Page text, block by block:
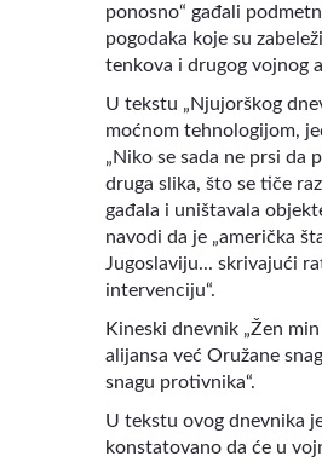
ponosno“ gađali
pogodaka koje su
tenkova i drugog vojnog
U tekstu „Njujorškog
moćnom tehnologijom,
„Niko se sada ne prsi da
druga slika, što se tiče
gađala i uništavala
navodi da je „američka
Jugoslaviju... skrivajući
intervenciju“.
Kineski dnevnik „Žen
alijansa već Oružane
snagu protivnika“.
U tekstu ovog dnevnika
konstatovano da će u